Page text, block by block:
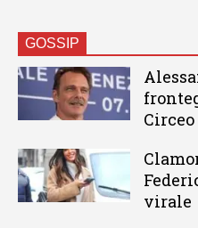
GOSSIP
Circeo
virale